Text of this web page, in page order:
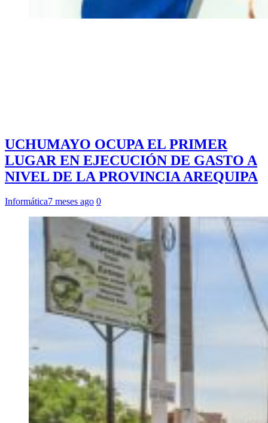
UCHUMAYO OCUPA EL PRIMER
LUGAR EN EJECUCIÓN DE GASTO A
NIVEL DE LA PROVINCIA AREQUIPA
Informática7 meses ago 0